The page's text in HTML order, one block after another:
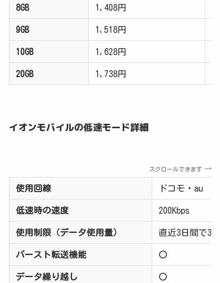
8GB 1,408円
9GB 1,518円
10GB 1,628円
20GB 1,738円
イオンモバイルの低速モード詳細
スクロールできます
使用回線 ドコモ・au
低速時の速度 200Kbps
使用制限（データ使用量） 直近3日間で
バースト転送機能 〇
データ繰り越し 〇